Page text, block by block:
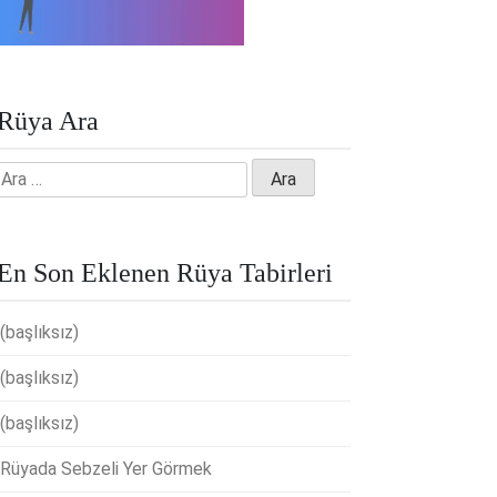
Ara
Son Eklenen Rüya Tabirleri
(başlıksız)
(başlıksız)
(başlıksız)
Rüyada Sebzeli Yer Görmek